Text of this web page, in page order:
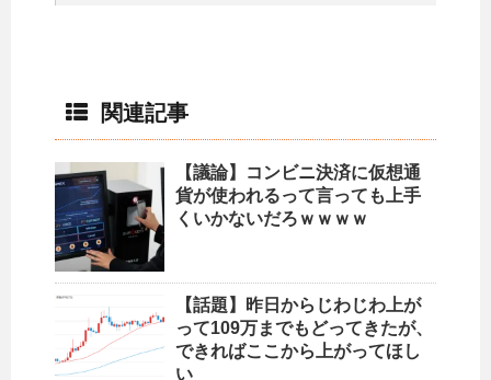
関連記事
【議論】コンビニ決済に仮想通
貨が使われるって言っても上手
くいかないだろｗｗｗｗ
【話題】昨日からじわじわ上が
って109万までもどってきたが、
できればここから上がってほし
い